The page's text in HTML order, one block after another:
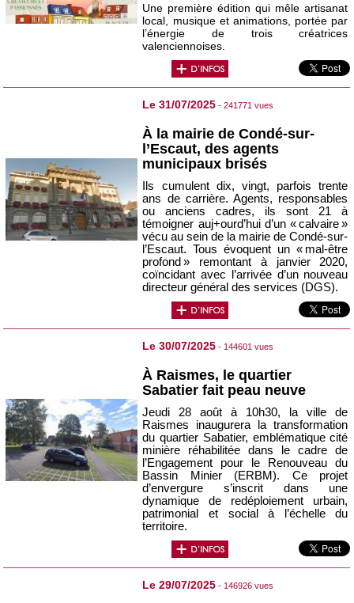
Une première édition qui mêle artisanat
local, musique et animations, portée par
l’énergie de trois créatrices
valenciennoises.
Le 31/07/2025 - 241771 vues
À la mairie de Condé-sur-
l’Escaut, des agents
municipaux brisés
Ils cumulent dix, vingt, parfois trente
ans de carrière. Agents, responsables
ou anciens cadres, ils sont 21 à
témoigner auj+ourd’hui d’un « calvaire »
vécu au sein de la mairie de Condé-sur-
l’Escaut. Tous évoquent un « mal-être
profond » remontant à janvier 2020,
coïncidant avec l’arrivée d’un nouveau
directeur général des services (DGS).
Le 30/07/2025 - 144601 vues
À Raismes, le quartier
Sabatier fait peau neuve
Jeudi 28 août à 10h30, la ville de
Raismes inaugurera la transformation
du quartier Sabatier, emblématique cité
minière réhabilitée dans le cadre de
l’Engagement pour le Renouveau du
Bassin Minier (ERBM). Ce projet
d’envergure s’inscrit dans une
dynamique de redéploiement urbain,
patrimonial et social à l’échelle du
territoire.
Le 29/07/2025 - 146926 vues